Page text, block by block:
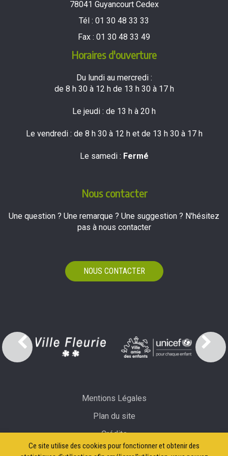
Ce site utilise des cookies pour fonctionner et obtenir des
78041 Guyancourt Cedex
Tél : 01 30 48 33 33
Fax : 01 30 48 33 49
Horaires d'ouverture
Du lundi au mercredi :
de 8 h 30 à 12 h de 13 h 30 à 17 h
Le jeudi : de 13 h à 20 h
Le vendredi : de 8 h 30 à 12 h et de 13 h 30 à 17 h
Le samedi : Fermé
Nous contacter
Une question ? Une remarque ? Une suggestion ? N'hésitez
pas à nous contacter
NOUS CONTACTER
Mentions Légales
Plan du site
Crédits
Accessibilité: partiellement conforme